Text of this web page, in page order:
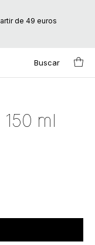
de 49 euros
Buscar
150 ml
ml